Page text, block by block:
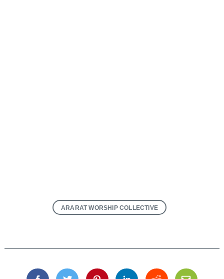
ARARAT WORSHIP COLLECTIVE